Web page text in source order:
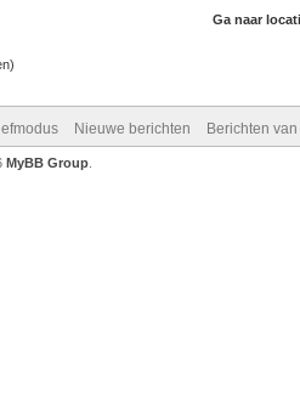
Ga naar
Nieuwe berichten Berichten
MyBB Group